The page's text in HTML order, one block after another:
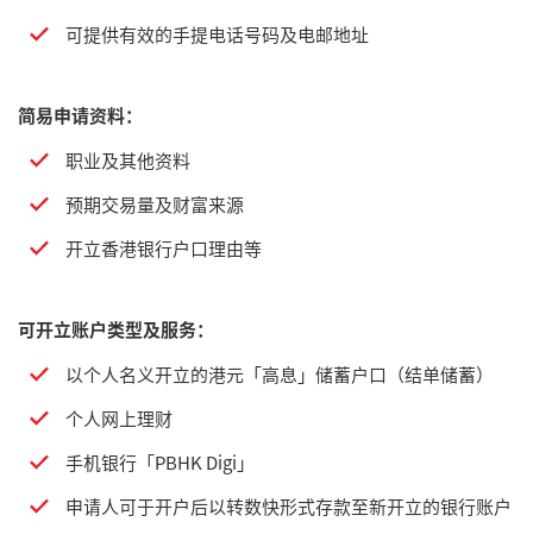
可提供有效的手提电话号码及电邮地址
简易申请资料：
职业及其他资料
预期交易量及财富来源
开立香港银行户口理由等
可开立账户类型及服务：
以个人名义开立的港元「高息」储蓄户口（结单储蓄）
个人网上理财
手机银行「PBHK Digi」
申请人可于开户后以转数快形式存款至新开立的银行账户